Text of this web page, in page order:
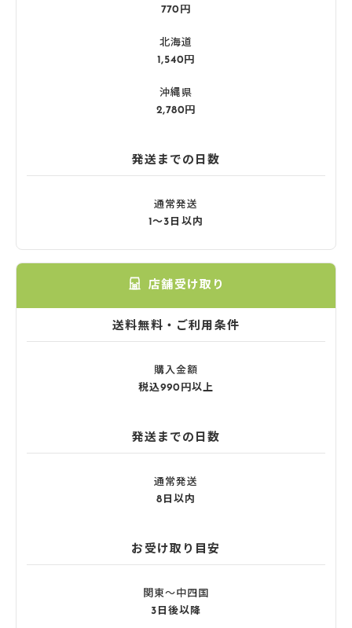
770円
北海道
1,540円
沖縄県
2,780円
発送までの日数
通常発送
1〜3日以内
店舗受け取り
送料無料・ご利用条件
購入金額
税込990円以上
発送までの日数
通常発送
8日以内
お受け取り目安
関東〜中四国
3日後以降